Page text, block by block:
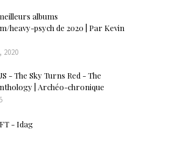
albums
heavy-psych de 2020 | Par Kevin
2020
- The Sky Turns Red - The
| Archéo-chronique
- Idag